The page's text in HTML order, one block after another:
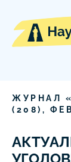
ЖУРНАЛ
( 208),